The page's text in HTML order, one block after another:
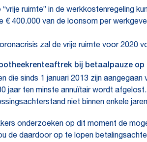
ruimte” in de werkkostenregeling
€ 400.000 van de loonsom per
zal de vrije ruimte voor 2020
bij betaalpauze op
die sinds 1 januari 2013 zijn
jaar ten minste annuïtair wordt
niet binnen enkele
onderzoeken op dit moment de
de daardoor op te lopen